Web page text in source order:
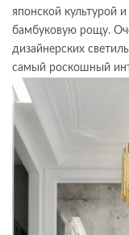
японской культурой
бамбуковую рощу.
дизайнерских
самый роскошный